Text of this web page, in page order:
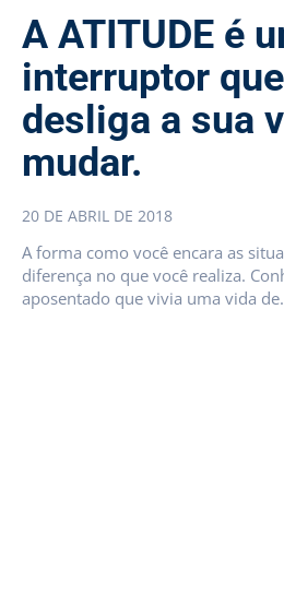
A ATITUDE é
interruptor
desliga a sua
mudar.
20 DE ABRIL DE 2018
A forma como você encara as
diferença no que você realiza. Conheci um cidadão
aposentado que vivia uma vida